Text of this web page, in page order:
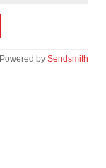
Powered by Sendsmith